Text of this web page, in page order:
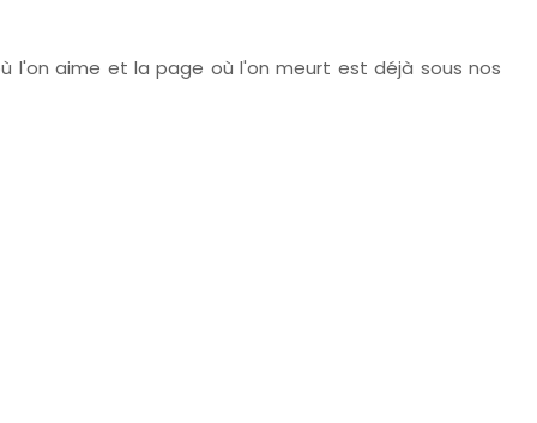
l'on aime et la page où l'on meurt est déjà sous nos